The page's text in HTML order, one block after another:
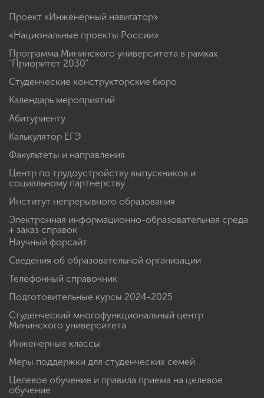
Проект «Инженерный навигатор»
«Национальные проекты России»
Программа Мининского университета в рамках
"Приоритет 2030"
Студенческие конструкторские бюро
Календарь мероприятий
Абитуриенту
Калькулятор ЕГЭ
Факультеты и направления
Центр по трудоустройству выпускников и
социальному партнерству
Институт непрерывного образования
Электронная информационно-образовательная среда
+ заказ справок
Научный форсайт
Сведения об образовательной организации
Телефонный справочник
Подготовительные курсы 2024-2025
Студенческий многофункциональный центр
Мининского университета
Инженерные классы
Меры поддержки для студенческих семей
Целевое обучение и правила приема на целевое
обучение